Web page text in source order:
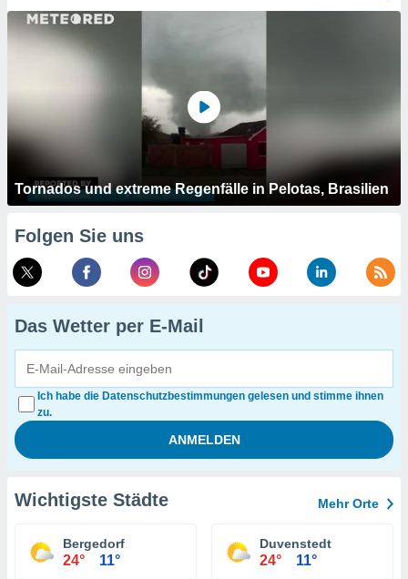
Tornados und extreme Regenfälle in Pelotas, Brasilien
Folgen Sie uns
Das Wetter per E-Mail
Ich habe die Datenschutzbestimmungen gelesen und stimme ihnen
zu.
Wichtigste Städte Mehr Orte
Bergedorf
24° 11°
Duvenstedt
24° 11°